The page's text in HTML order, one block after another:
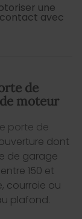
une
avec
de
moteur
porte de
dont
de garage
150 et
courroie ou
plafond.